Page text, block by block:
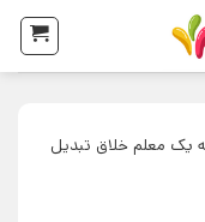
یک معلم خلاق تبدیل